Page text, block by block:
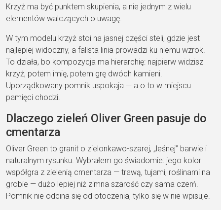
Krzyż ma być punktem skupienia, a nie jednym z wielu
elementów walczących o uwagę.
W tym modelu krzyż stoi na jasnej części steli, gdzie jest
najlepiej widoczny, a falista linia prowadzi ku niemu wzrok.
To działa, bo kompozycja ma hierarchię: najpierw widzisz
krzyż, potem imię, potem grę dwóch kamieni.
Uporządkowany pomnik uspokaja — a o to w miejscu
pamięci chodzi.
Dlaczego zieleń Oliver Green pasuje do
cmentarza
Oliver Green to granit o zielonkawo-szarej, „leśnej” barwie i
naturalnym rysunku. Wybrałem go świadomie: jego kolor
współgra z zielenią cmentarza — trawą, tujami, roślinami na
grobie — dużo lepiej niż zimna szarość czy sama czerń.
Pomnik nie odcina się od otoczenia, tylko się w nie wpisuje.